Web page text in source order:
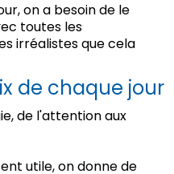
on a besoin de le
toutes les
irréalistes que cela
de chaque jour
de l'attention aux
utile, on donne de